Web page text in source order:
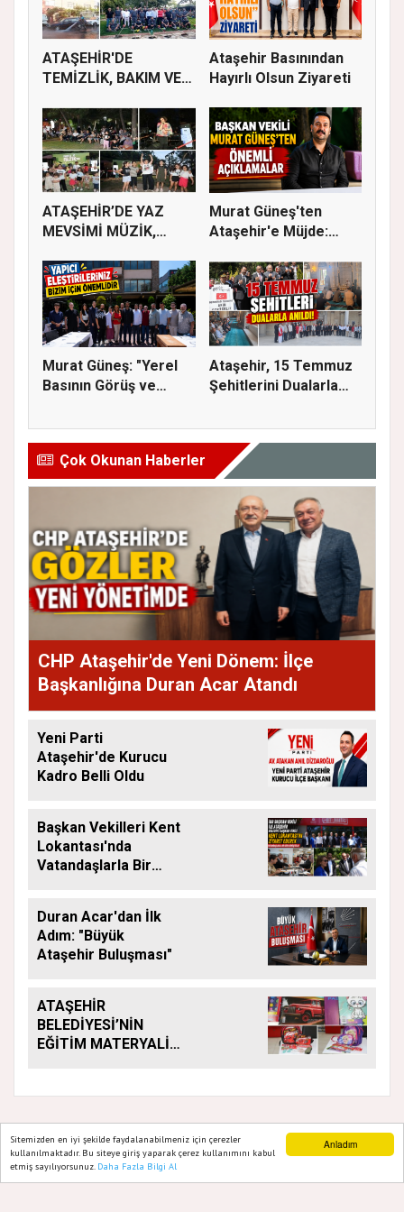
Anladım
Sitemizden en iyi şekilde faydalanabilmeniz için çerezler
kullanılmaktadır. Bu siteye giriş yaparak çerez kullanımını kabul
etmiş sayılıyorsunuz. Daha Fazla Bilgi Al
ATAŞEHİR'DE
TEMİZLİK, BAKIM VE
Ataşehir Basınından
Hayırlı Olsun Ziyareti
ATAŞEHİR’DE YAZ
MEVSİMİ MÜZİK,
Murat Güneş'ten
Ataşehir'e Müjde:
Murat Güneş: "Yerel
Basının Görüş ve
Ataşehir, 15 Temmuz
Şehitlerini Dualarla
Çok Okunan Haberler
CHP Ataşehir'de Yeni Dönem: İlçe
Başkanlığına Duran Acar Atandı
Yeni Parti
Ataşehir'de Kurucu
Kadro Belli Oldu
Başkan Vekilleri Kent
Lokantası'nda
Vatandaşlarla Bir
Duran Acar'dan İlk
Adım: "Büyük
Ataşehir Buluşması"
ATAŞEHİR
BELEDİYESİ’NİN
EĞİTİM MATERYALİ
SÜRÜYOR
GAZETE ATAŞEHIR 2020
Yazılım |Onemsoft
Ana Sayfa Web TV